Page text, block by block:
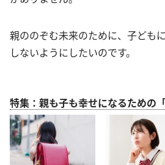
親ののぞむ未来のために、子ども
しないようにしたいのです。
特集：親も子も幸せになるための「